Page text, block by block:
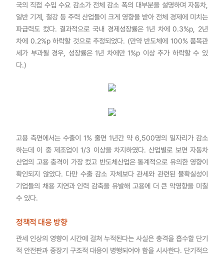
국의 직접 수입 수요 감소가 전체 감소 폭의 대부분을 설명하며 자동차,
일반 기계, 철강 등 주력 산업들이 크게 영향을 받아 전체 경제에 미치는
파급력도 컸다. 결과적으로 국내 경제성장률은 1년 차에 0.3%p, 2년
차에 0.2%p 하락할 것으로 추정되었다. (만약 반도체에 100% 품목관
세가 부과될 경우, 성장률은 1년 차에만 1%p 이상 추가 하락할 수 있
다.)
고용 측면에서는 수출이 1% 줄면 1년간 약 6,500명의 일자리가 감소
하는데 이 중 제조업이 1/3 이상을 차지하였다. 산업별로 보면 자동차
산업의 고용 충격이 가장 컸고 반도체산업은 통계적으로 유의한 영향이
확인되지 않았다. 다만 수출 감소 자체보다 관세와 관련된 불확실성이
기업들의 채용 지연과 인력 감축을 유발해 고용에 더 큰 악영향을 미칠
수 있다.
정책적 대응 방향
관세 인상의 영향이 시간에 걸쳐 누적된다는 사실은 충격을 흡수할 단기
적 안전판과 중장기 구조적 대응이 병행되어야 함을 시사한다. 단기적으